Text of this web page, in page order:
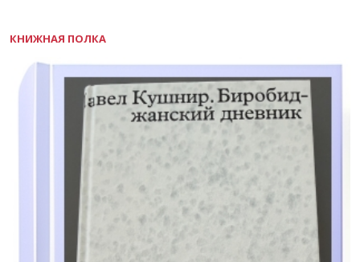
КНИЖНАЯ ПОЛКА